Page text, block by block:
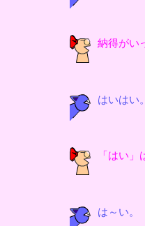
納得がい
はいはい。
「はい」
は～い。